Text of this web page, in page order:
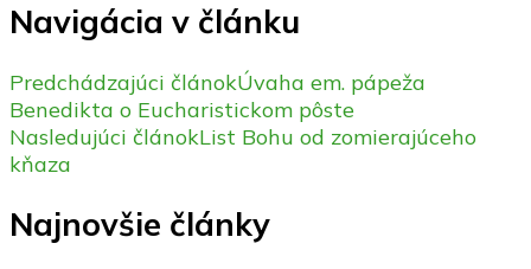
Navigácia v článku
Predchádzajúci článokÚvaha em. pápeža
Benedikta o Eucharistickom pôste
Nasledujúci článokList Bohu od zomierajúceho
kňaza
Najnovšie články